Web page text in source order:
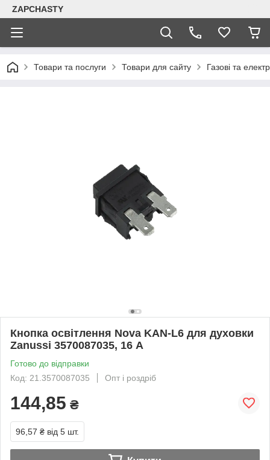
ZAPCHASTY
Товари та послуги Товари для сайту Газові та
Кнопка освітлення Nova KAN-L6 для духовки
Zanussi 3570087035, 16 А
Готово до відправки
Код: 21.3570087035
Опт і роздріб
144,85 ₴
96,57 ₴ від 5 шт.